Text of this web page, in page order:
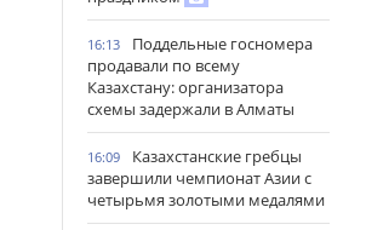
16:13
Поддельные госномера
продавали по всему
Казахстану: организатора
схемы задержали в Алматы
16:09
Казахстанские гребцы
завершили чемпионат Азии с
четырьмя золотыми медалями